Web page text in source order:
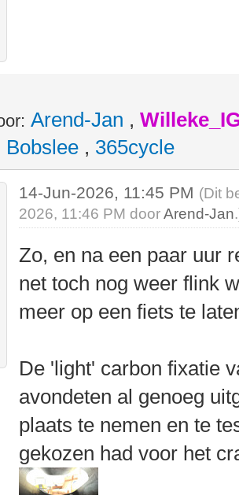
Arend-Jan ,
Bobslee , 365cycle
14-Jun-2026, 11:45 PM (Dit
2026, 11:46 PM doorArend-Jan
Zo, en na een paar uur
net toch nog weer flink
meer op een fiets te
De 'light' carbon fixatie
avondeten al genoeg
plaats te nemen en te
gekozen had voor het